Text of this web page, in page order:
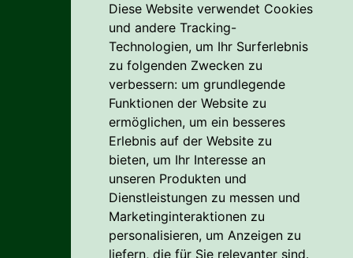
Diese Website verwendet Cookies
und andere Tracking-
Technologien, um Ihr Surferlebnis
zu folgenden Zwecken zu
verbessern: um grundlegende
Funktionen der Website zu
ermöglichen, um ein besseres
Erlebnis auf der Website zu
bieten, um Ihr Interesse an
unseren Produkten und
Dienstleistungen zu messen und
Marketinginteraktionen zu
personalisieren, um Anzeigen zu
liefern, die für Sie relevanter sind.
Liefer- Und Versandkosten
Zahlungsbedingungen
AGB
Vertrag widerrufen
Reklamation
Cookie
Datenschutzerklärung